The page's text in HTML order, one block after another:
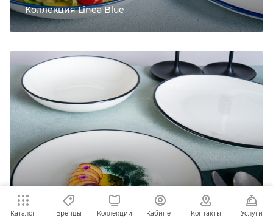
Коллекция Linea Blue
Коллекция Linea Black
Каталог Бренды Коллекции Кабинет Контакты Услуги